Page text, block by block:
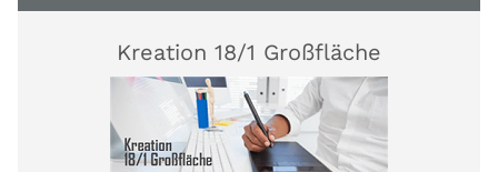
Kreation 18/1 Großfläche